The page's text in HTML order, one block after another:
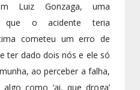
Luiz Gonzaga, uma
que o acidente teria
cometeu um erro de
ter dado dois nós e ele só
ao perceber a falha,
como ‘ai, que droga’